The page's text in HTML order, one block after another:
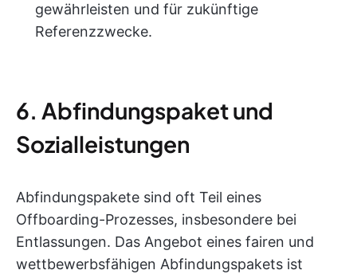
gewährleisten und für zukünftige
Referenzzwecke.
6. Abfindungspaket und
Sozialleistungen
Abfindungspakete sind oft Teil eines
Offboarding-Prozesses, insbesondere bei
Entlassungen. Das Angebot eines fairen und
wettbewerbsfähigen Abfindungspakets ist